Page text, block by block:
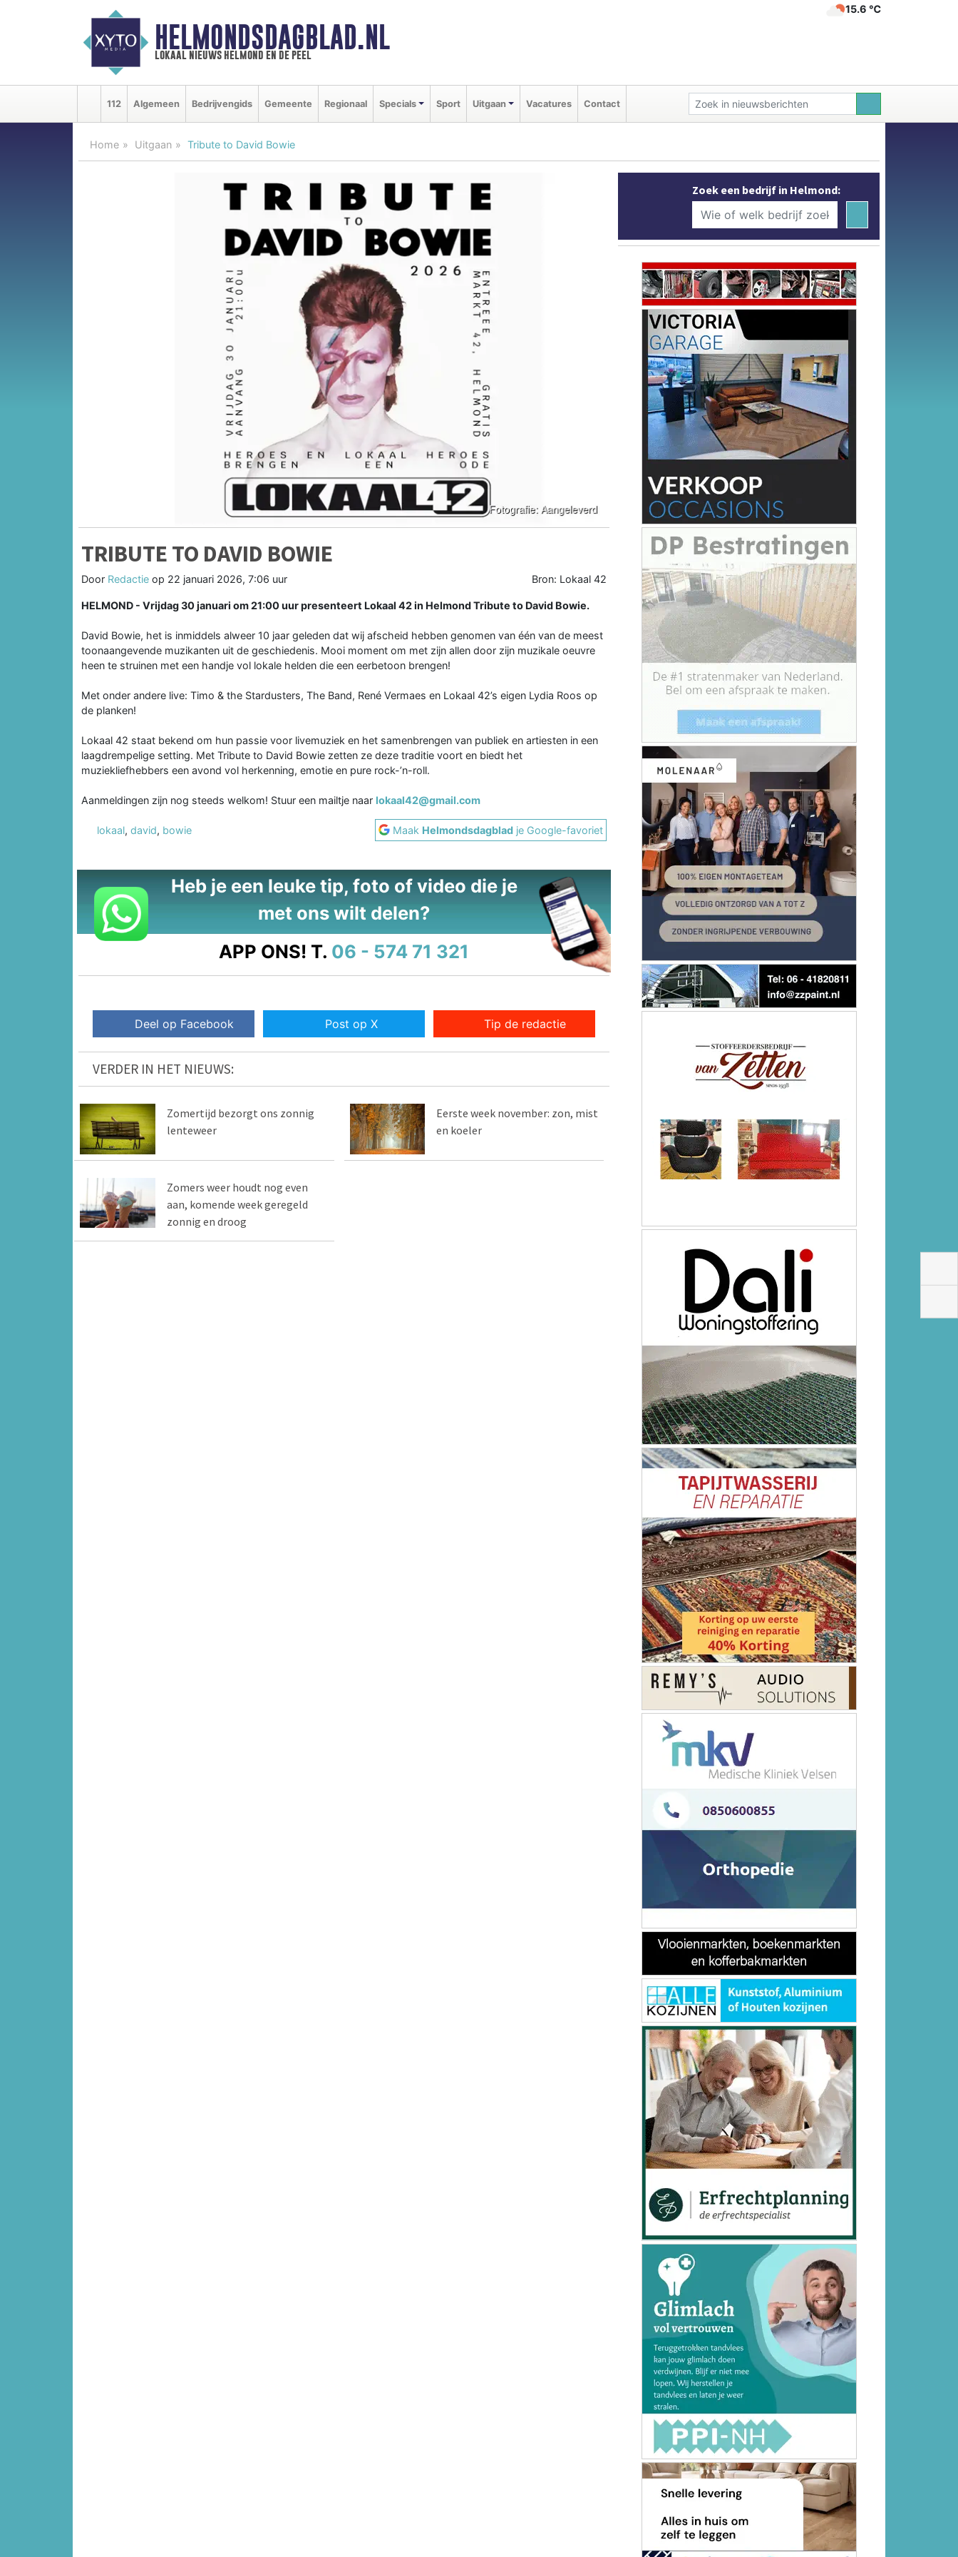
HELMONDSDAGBLAD.NL
lokaal nieuws helmond en de peel
15.6 ℃
112 Algemeen Bedrijvengids Gemeente Regionaal Specials Sport Uitgaan Vacatures Contact
Home Uitgaan Tribute to David Bowie
TRIBUTE TO DAVID BOWIE
Door Redactie op 22 januari 2026, 7:06 uur Bron: Lokaal 42
HELMOND - Vrijdag 30 januari om 21:00 uur presenteert Lokaal 42 in Helmond Tribute to David Bowie.
David Bowie, het is inmiddels alweer 10 jaar geleden dat wij afscheid hebben genomen van één van de meest
toonaangevende muzikanten uit de geschiedenis. Mooi moment om met zijn allen door zijn muzikale oeuvre
heen te struinen met een handje vol lokale helden die een eerbetoon brengen!
Met onder andere live: Timo & the Stardusters, The Band, René Vermaes en Lokaal 42’s eigen Lydia Roos op
de planken!
Lokaal 42 staat bekend om hun passie voor livemuziek en het samenbrengen van publiek en artiesten in een
laagdrempelige setting. Met Tribute to David Bowie zetten ze deze traditie voort en biedt het
muziekliefhebbers een avond vol herkenning, emotie en pure rock-’n-roll.
Aanmeldingen zijn nog steeds welkom! Stuur een mailtje naar lokaal42@gmail.com
lokaal, david, bowie Maak Helmondsdagblad je Google-favoriet
Heb je een leuke tip, foto of video die je
met ons wilt delen?
APP ONS! T. 06 - 574 71 321
Deel op Facebook Post op X Tip de redactie
VERDER IN HET NIEUWS:
Zomertijd bezorgt ons zonnig
lenteweer
Eerste week november: zon, mist
en koeler
Zomers weer houdt nog even
aan, komende week geregeld
zonnig en droog
Zoek een bedrijf in Helmond: